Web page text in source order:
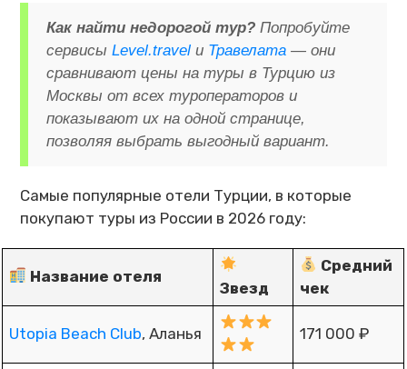
Как найти недорогой тур? Попробуйте
сервисыLevel.travel и Травелата — они
сравнивают цены на туры в Турцию из
Москвы от всех туроператоров и
показывают их на одной странице,
позволяя выбрать выгодный вариант.
Самые популярные отели Турции, в которые
покупают туры из России в 2026 году:
Название отеля
Звезд
Средний
чек
Utopia Beach Club, Аланья 171 000 ₽